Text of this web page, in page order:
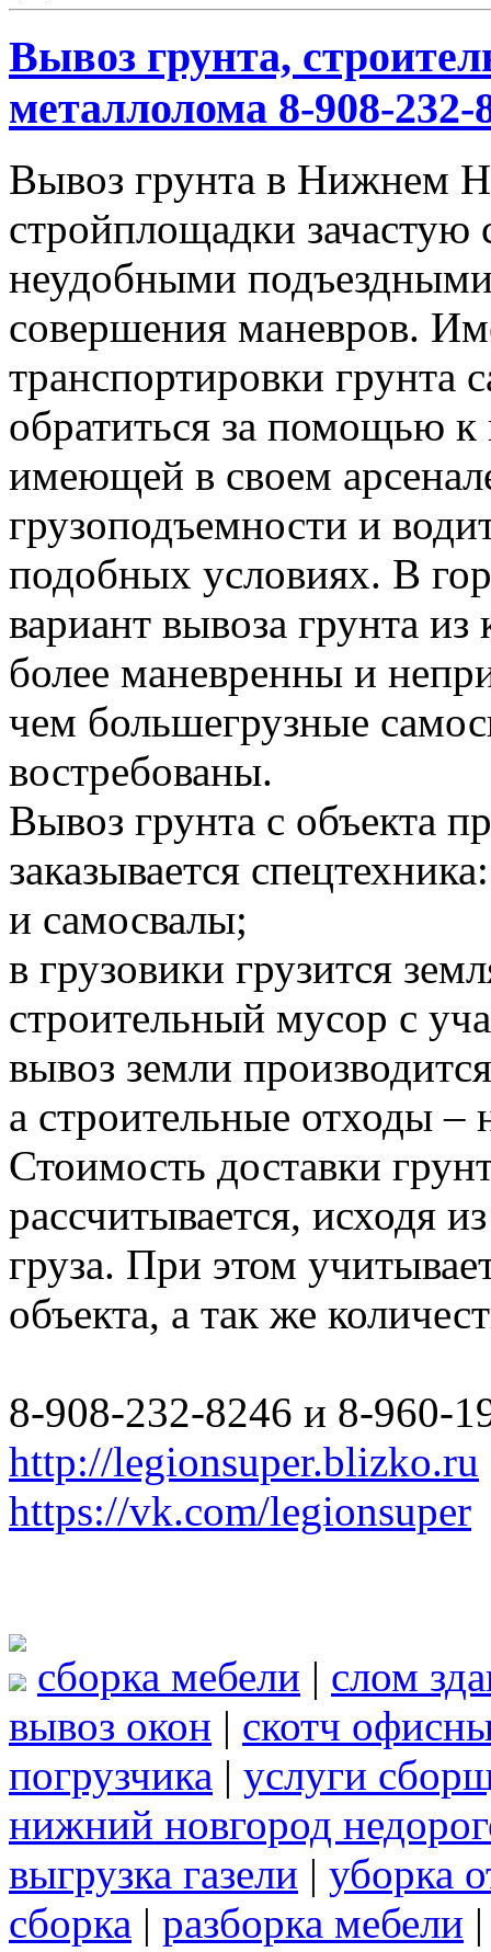
Вывоз грунта,
металлолома 8-908-232-
Вывоз грунта в Нижнем
стройплощадки зачастую
неудобными
совершения маневров.
транспортировки грунта
обратиться за помощью
имеющей в своем
грузоподъемности и
подобных условиях. В
вариант вывоза грунта
более маневренны и
чем большегрузные
востребованы.
Вывоз грунта с объекта
заказывается
и самосвалы;
в грузовики грузится
строительный мусор с
вывоз земли
а строительные отходы –
Стоимость доставки
рассчитывается, исходя
груза. При этом
объекта, а так же
8-908-232-8246 и 8-960-
http://legionsuper.blizko.ru
https://vk.com/legionsuper
сборка мебели | слом
вывоз окон | скотч
погрузчика | услуги
нижний новгород
выгрузка газели | уборка
сборка | разборка мебели